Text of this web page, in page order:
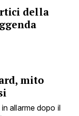
della
mito
allarme dopo il